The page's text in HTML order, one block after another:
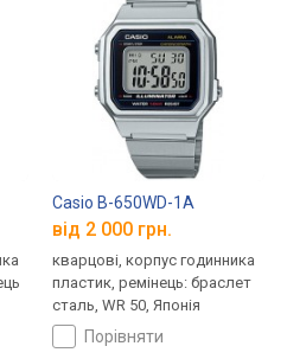
Casio B-650WD-1A
від 2 000 грн.
кварцові, корпус годинника
пластик, ремінець: браслет
сталь, WR 50, Японія
порівняти